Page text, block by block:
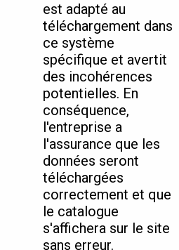
est adapté au
téléchargement dans
ce système
spécifique et avertit
des incohérences
potentielles. En
conséquence,
l'entreprise a
l'assurance que les
données seront
téléchargées
correctement et que
le catalogue
s'affichera sur le site
sans erreur.